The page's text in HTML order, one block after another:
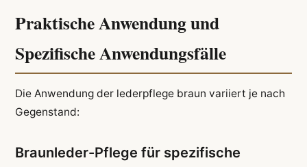
Praktische Anwendung und
Spezifische Anwendungsfälle
Die Anwendung der lederpflege braun variiert je nach
Gegenstand:
Braunleder-Pflege für spezifische